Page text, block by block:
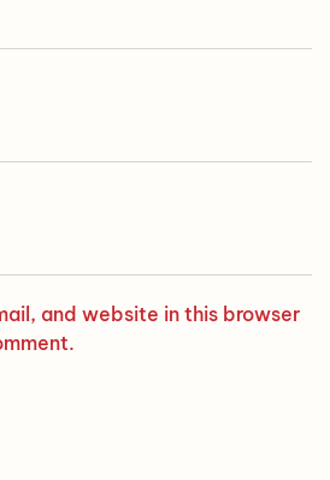
and website in this browser